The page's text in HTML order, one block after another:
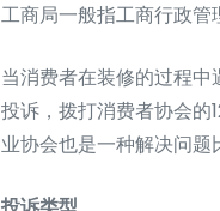
工商局一般指工商行政管
当消费者在装修的过程
投诉，拨打消费者协会的
业协会也是一种解决问题